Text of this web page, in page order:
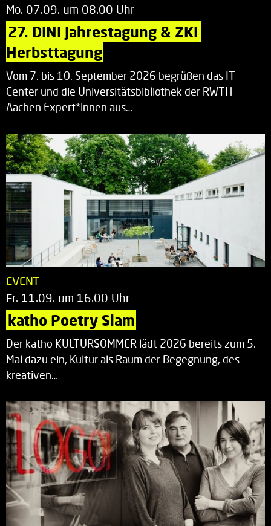
Mo. 07.09. um 08.00 Uhr
27. DINI Jahrestagung & ZKI
Herbsttagung
Vom 7. bis 10. September 2026 begrüßen das IT
Center und die Universitätsbibliothek der RWTH
Aachen Expert*innen aus…
EVENT
Fr. 11.09. um 16.00 Uhr
katho Poetry Slam
Der katho KULTURSOMMER lädt 2026 bereits zum 5.
Mal dazu ein, Kultur als Raum der Begegnung, des
kreativen…